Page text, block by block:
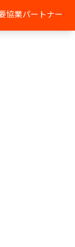
協業パートナー